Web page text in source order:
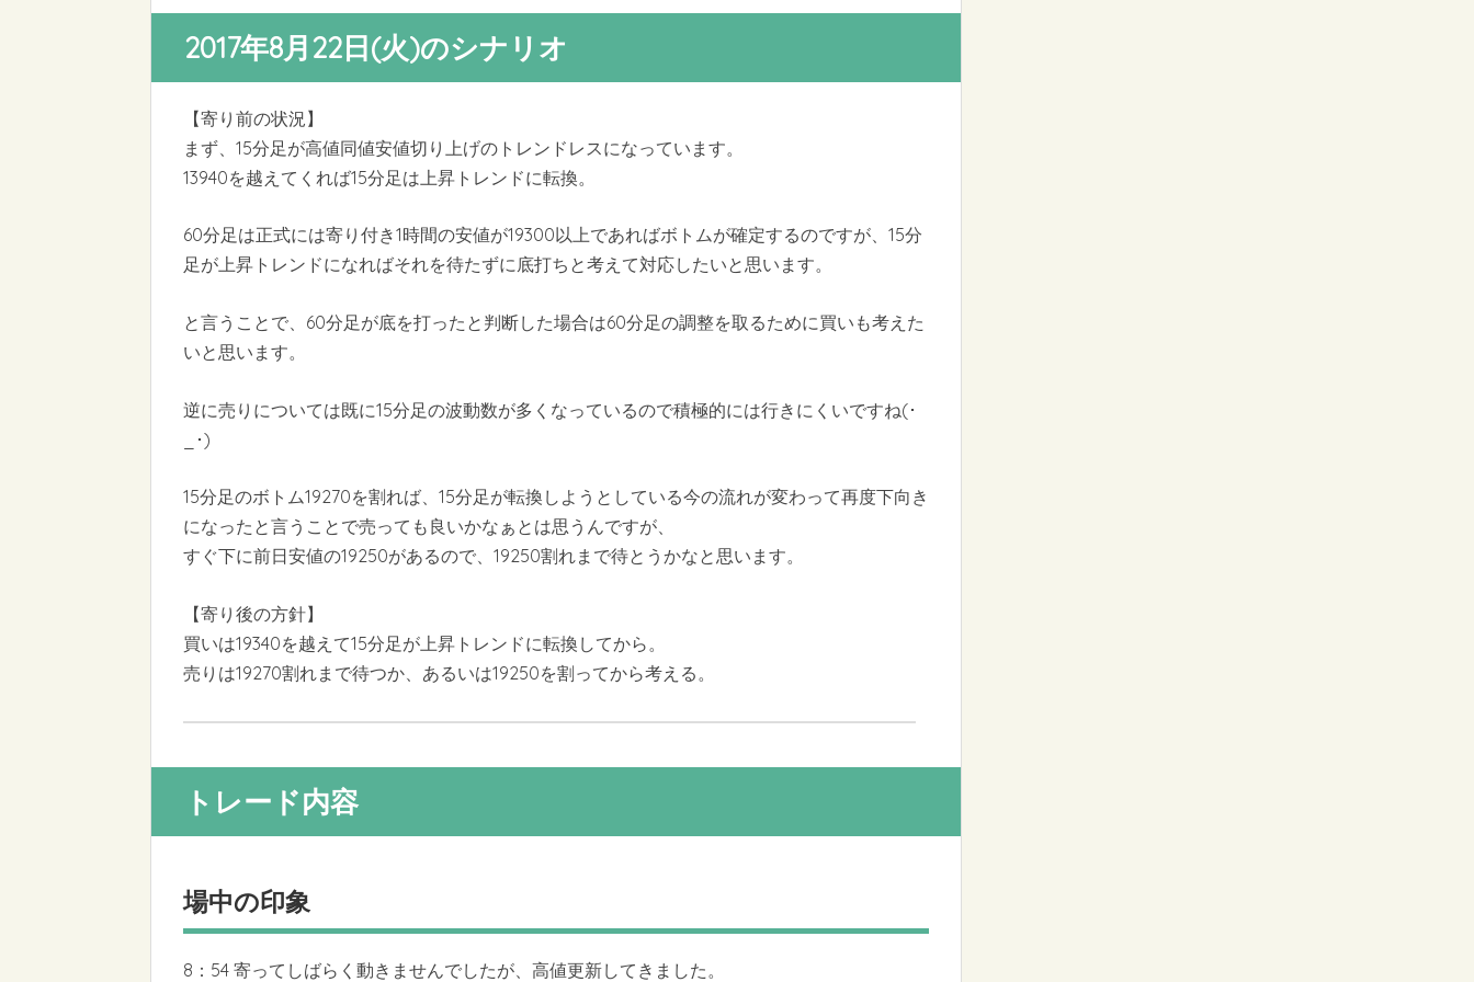
2017年8月22日(火)のシナリオ
【寄り前の状況】
まず、15分足が高値同値安値切り上げのトレンドレスになっています。
13940を越えてくれば15分足は上昇トレンドに転換。
60分足は正式には寄り付き1時間の安値が19300以上であればボトムが確定するのですが、15分
足が上昇トレンドになればそれを待たずに底打ちと考えて対応したいと思います。
と言うことで、60分足が底を打ったと判断した場合は60分足の調整を取るために買いも考えた
いと思います。
逆に売りについては既に15分足の波動数が多くなっているので積極的には行きにくいですね(･
_･)
15分足のボトム19270を割れば、15分足が転換しようとしている今の流れが変わって再度下向き
になったと言うことで売っても良いかなぁとは思うんですが、
すぐ下に前日安値の19250があるので、19250割れまで待とうかなと思います。
【寄り後の方針】
買いは19340を越えて15分足が上昇トレンドに転換してから。
売りは19270割れまで待つか、あるいは19250を割ってから考える。
トレード内容
場中の印象
8：54 寄ってしばらく動きませんでしたが、高値更新してきました。